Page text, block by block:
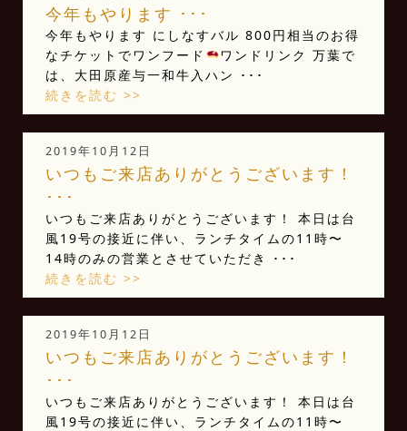
今年もやります️ ･･･
今年もやります にしなすバル 800円相当のお得
なチケットでワンフード
ワンドリンク 万葉で
は、大田原産与一和牛入ハン ･･･
続きを読む >>
2019年10月12日
いつもご来店ありがとうございます！
･･･
いつもご来店ありがとうございます！ 本日は台
風19号の接近に伴い、ランチタイムの11時〜
14時のみの営業とさせていただき ･･･
続きを読む >>
2019年10月12日
いつもご来店ありがとうございます！
･･･
いつもご来店ありがとうございます！ 本日は台
風19号の接近に伴い、ランチタイムの11時〜